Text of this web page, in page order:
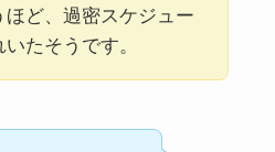
ほど、過密スケジュー
たそうです。